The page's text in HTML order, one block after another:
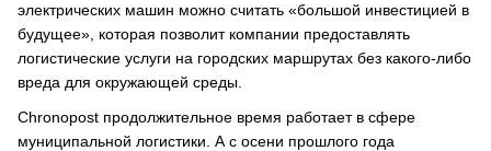
электрических машин можно считать «большой инвестицией в
будущее», которая позволит компании предоставлять
логистические услуги на городских маршрутах без какого-либо
вреда для окружающей среды.
Chronopost продолжительное время работает в сфере
муниципальной логистики. А с осени прошлого года